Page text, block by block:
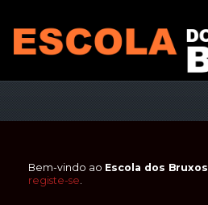
Bem-vindo ao Escola dos Bruxos
registe-se.